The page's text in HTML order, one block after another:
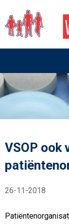
VSOP ook
26-11-2018